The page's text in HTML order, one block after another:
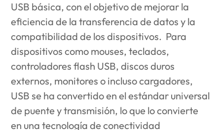
USB básica, con el objetivo de mejorar la
eficiencia de la transferencia de datos y la
compatibilidad de los dispositivos. Para
dispositivos como mouses, teclados,
controladores flash USB, discos duros
externos, monitores o incluso cargadores,
USB se ha convertido en el estándar universal
de puente y transmisión, lo que lo convierte
en una tecnología de conectividad